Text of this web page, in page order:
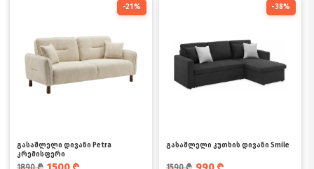
-21%
საწყისი ფასი იყო: 1890 ₾.
მიმდინარე ფასია: 1500 ₾.
გასაშლელი დივანი Petra
კრემისფერი
-38%
საწყისი ფასი იყო: 1590 ₾.
მიმდინარე ფასია: 990 ₾.
გასაშლელი კუთხის დივანი Smile